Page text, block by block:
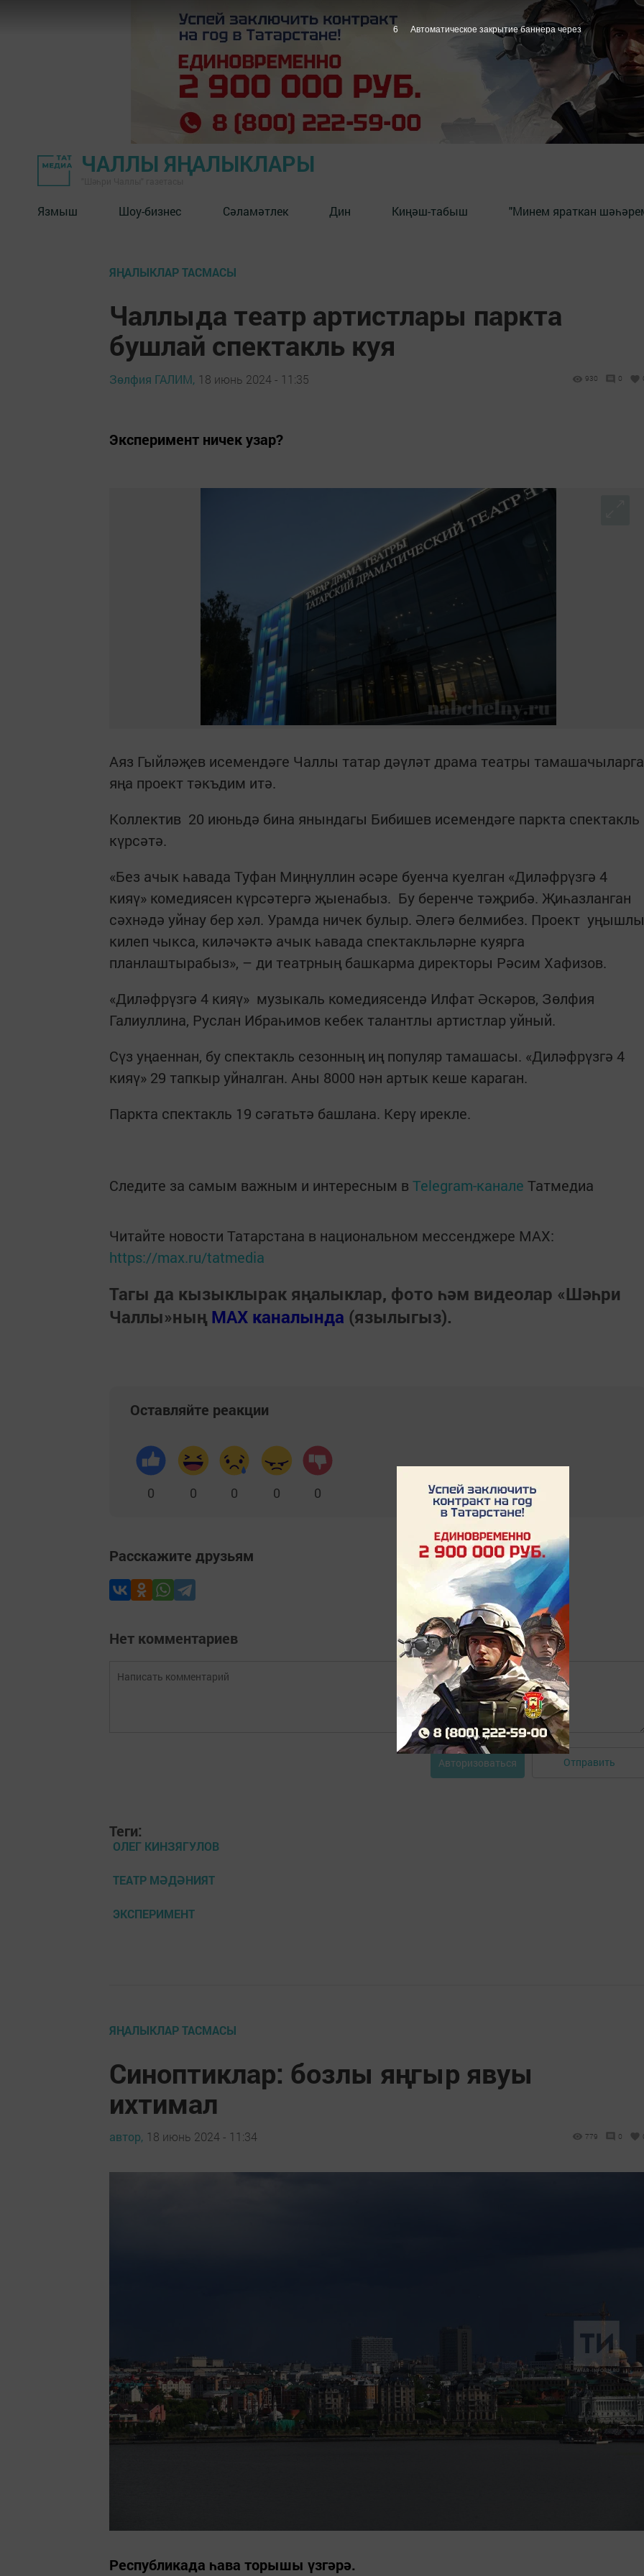
ЧАЛЛЫ ЯҢАЛЫКЛАРЫ
Язмыш Шоу-бизнес Сәламәтлек Дин Киңәш-табыш "Минем яраткан
ЯҢАЛЫКЛАР ТАСМАСЫ
Чаллыда театр артистлары паркта
бушлай спектакль куя
Зөлфия ГАЛИМ, 18 июнь 2024 - 11:35 930 0
Эксперимент ничек узар?
Аяз Гыйләҗев исемендәге Чаллы татар дәүләт драма театры тамашачыларга
яңа проект тәкъдим итә.
Коллектив 20 июньдә бина янындагы Бибишев исемендәге паркта спектакль
күрсәтә.
«Без ачык һавада Туфан Миңнуллин әсәре буенча куелган «Диләфрүзгә 4
кияү» комедиясен күрсәтергә җыенабыз. Бу беренче тәҗрибә. Җиһазланган
сәхнәдә уйнау бер хәл. Урамда ничек булыр. Әлегә белмибез. Проект уңышлы
килеп чыкса, киләчәктә ачык һавада спектакльләрне куярга
планлаштырабыз», – ди театрның башкарма директоры Рәсим Хафизов.
«Диләфрүзгә 4 кияү» музыкаль комедиясендә Илфат Әскәров, Зөлфия
Галиуллина, Руслан Ибраһимов кебек талантлы артистлар уйный.
Сүз уңаеннан, бу спектакль сезонның иң популяр тамашасы. «Диләфрүзгә 4
кияү» 29 тапкыр уйналган. Аны 8000 нән артык кеше караган.
Паркта спектакль 19 сәгатьтә башлана. Керү ирекле.
Следите за самым важным и интересным в Telegram-канале Татмедиа
Читайте новости Татарстана в национальном мессенджере MАХ:
https://max.ru/tatmedia
Тагы да кызыклырак яңалыклар, фото һәм видеолар «Шәһри
Чаллы»ның MAX каналында (язылыгыз).
Оставляйте реакции
0 0 0 0 0
Расскажите друзьям
Нет комментариев
Авторизоваться Отправить
Теги:
ОЛЕГ КИНЗЯГУЛОВ
ТЕАТР МӘДӘНИЯТ
ЭКСПЕРИМЕНТ
ЯҢАЛЫКЛАР ТАСМАСЫ
Синоптиклар: бозлы яңгыр явуы
ихтимал
автор, 18 июнь 2024 - 11:34 779 0
Республикада һава торышы үзгәрә.
5 Автоматическое закрытие баннера через